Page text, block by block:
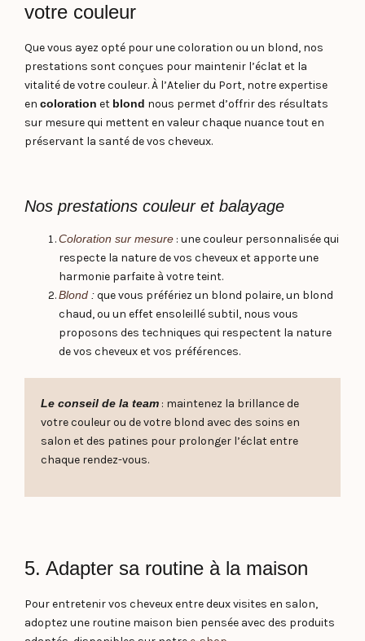
votre couleur
Que vous ayez opté pour une coloration ou un blond, nos
prestations sont conçues pour maintenir l’éclat et la
vitalité de votre couleur. À l’Atelier du Port, notre expertise
en coloration et blond nous permet d’offrir des résultats
sur mesure qui mettent en valeur chaque nuance tout en
préservant la santé de vos cheveux.
Nos prestations couleur et balayage
Coloration sur mesure : une couleur personnalisée qui
respecte la nature de vos cheveux et apporte une
harmonie parfaite à votre teint.
Blond :que vous préfériez un blond polaire, un blond
chaud, ou un effet ensoleillé subtil, nous vous
proposons des techniques qui respectent la nature
de vos cheveux et vos préférences.
Le conseil de la team : maintenez la brillance de
votre couleur ou de votre blond avec des soins en
salon et des patines pour prolonger l’éclat entre
chaque rendez-vous.
5. Adapter sa routine à la maison
Pour entretenir vos cheveux entre deux visites en salon,
adoptez une routine maison bien pensée avec des produits